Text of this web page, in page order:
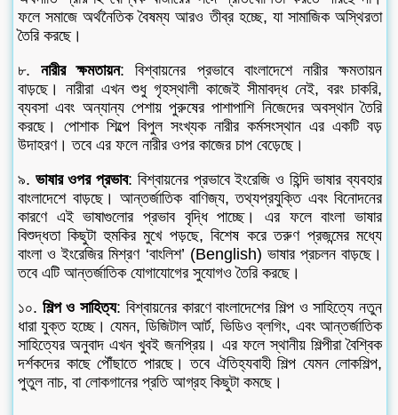
ফলে সমাজে অর্থনৈতিক বৈষম্য আরও তীব্র হচ্ছে, যা সামাজিক অস্থিরতা
তৈরি করছে।
৮.নারীর ক্ষমতায়ন: বিশ্বায়নের প্রভাবে বাংলাদেশে নারীর ক্ষমতায়ন
বাড়ছে। নারীরা এখন শুধু গৃহস্থালী কাজেই সীমাবদ্ধ নেই, বরং চাকরি,
ব্যবসা এবং অন্যান্য পেশায় পুরুষের পাশাপাশি নিজেদের অবস্থান তৈরি
করছে। পোশাক শিল্পে বিপুল সংখ্যক নারীর কর্মসংস্থান এর একটি বড়
উদাহরণ। তবে এর ফলে নারীর ওপর কাজের চাপ বেড়েছে।
৯. ভাষার ওপর প্রভাব: বিশ্বায়নের প্রভাবে ইংরেজি ও হিন্দি ভাষার ব্যবহার
বাংলাদেশে বাড়ছে। আন্তর্জাতিক বাণিজ্য, তথ্যপ্রযুক্তি এবং বিনোদনের
কারণে এই ভাষাগুলোর প্রভাব বৃদ্ধি পাচ্ছে। এর ফলে বাংলা ভাষার
বিশুদ্ধতা কিছুটা হুমকির মুখে পড়ছে, বিশেষ করে তরুণ প্রজন্মের মধ্যে
বাংলা ও ইংরেজির মিশ্রণ ‘বাংলিশ’ (Benglish) ভাষার প্রচলন বাড়ছে।
তবে এটি আন্তর্জাতিক যোগাযোগের সুযোগও তৈরি করছে।
১০. শিল্প ও সাহিত্য: বিশ্বায়নের কারণে বাংলাদেশের শিল্প ও সাহিত্যে নতুন
ধারা যুক্ত হচ্ছে। যেমন, ডিজিটাল আর্ট, ভিডিও ব্লগিং, এবং আন্তর্জাতিক
সাহিত্যের অনুবাদ এখন খুবই জনপ্রিয়। এর ফলে স্থানীয় শিল্পীরা বৈশ্বিক
দর্শকদের কাছে পৌঁছাতে পারছে। তবে ঐতিহ্যবাহী শিল্প যেমন লোকশিল্প,
পুতুল নাচ, বা লোকগানের প্রতি আগ্রহ কিছুটা কমছে।